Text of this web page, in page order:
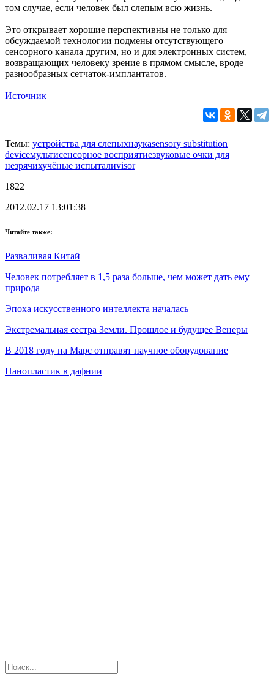
том случае, если человек был слепым всю жизнь.
Это открывает хорошие перспективны не только для
обсуждаемой технологии подмены отсутствующего
сенсорного канала другим, но и для электронных систем,
возвращающих человеку зрение в прямом смысле, вроде
разнообразных сетчаток-имплантатов.
Источник
Темы: устройства для слепыхнаукаsensory substitution
deviceмультисенсорное восприятиезвуковые очки для
незрячихучёные испыталиvisor
1822
2012.02.17 13:01:38
Читайте также:
Разваливая Китай
Человек потребляет в 1,5 раза больше, чем может дать ему
природа
Эпоха искусственного интеллекта началась
Экстремальная сестра Земли. Прошлое и будущее Венеры
В 2018 году на Марс отправят научное оборудование
Нанопластик в дафнии